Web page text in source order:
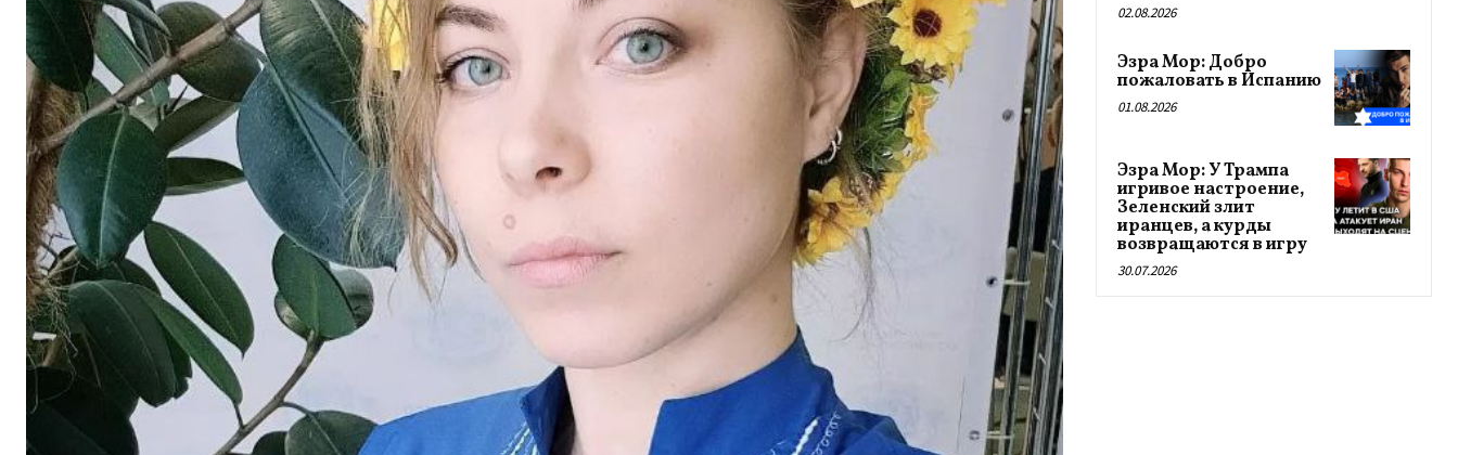
02.08.2026
Эзра Мор: Добро
пожаловать в Испанию
01.08.2026
Эзра Мор: У Трампа
игривое настроение,
Зеленский злит
иранцев, а курды
возвращаются в игру
30.07.2026